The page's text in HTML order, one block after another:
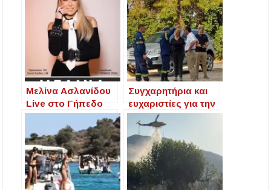
Πυρκαγιάς στην
Επαρχιακή Οδό Ν.
Μουδανιών –
Σιθωνίας
αργίας
Μελίνα Ασλανίδου
Live στο Γήπεδο
Συκιάς – Η Σιθωνία
πάει Συναυλία!
Συγχαρητήρια και
ευχαριστίες για την
άμεση και
συντονισμένη
αντιμετώπιση της
πυρκαγιάς στο
Δραγουδέλι
Βουρβουρούς